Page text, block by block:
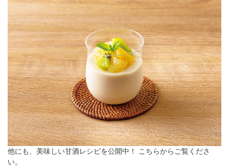
他にも、美味しい甘酒レシピを公開中！ こちらからご覧くださ
い。